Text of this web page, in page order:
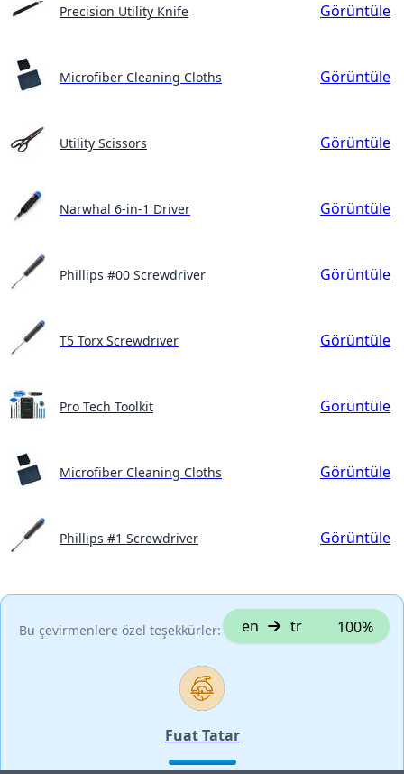
Precision Utility Knife Görüntüle
Microfiber Cleaning Cloths Görüntüle
Utility Scissors Görüntüle
Narwhal 6-in-1 Driver Görüntüle
Phillips #00 Screwdriver Görüntüle
T5 Torx Screwdriver Görüntüle
Pro Tech Toolkit Görüntüle
Microfiber Cleaning Cloths Görüntüle
Phillips #1 Screwdriver Görüntüle
Bu çevirmenlere özel teşekkürler: en tr 100%
Fuat Tatar